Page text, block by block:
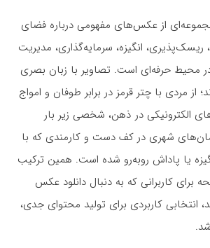
از عکس‌های مفهومی درباره فضای
انگیزه، سرمایه‌گذاری، مدیریت
محیط حرفه‌ای است. تصاویر با زبان بصری
از مردی با چتر قرمز در برابر طوفان و امواج
الکترونیکی در ذهن، شخصی زیر بار
شهری در کف دست و کارمندی که با
یا پاداش روبه‌رو شده است. همین ترکیب
کاربرانی که به دنبال دانلود عکس
کاربردی برای تولید محتوای جدی،